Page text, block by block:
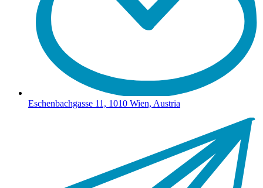
Eschenbachgasse 11, 1010 Wien, Austria